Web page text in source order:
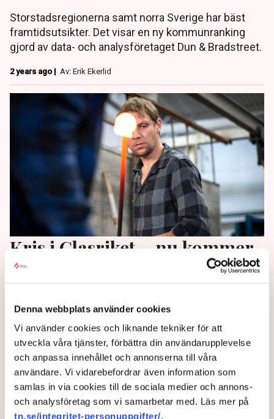
Denna webbplats använder cookies
Vi använder cookies och liknande tekniker för att
utveckla våra tjänster, förbättra din användarupplevelse
och anpassa innehållet och annonserna till våra
användare. Vi vidarebefordrar även information som
samlas in via cookies till de sociala medier och annons-
och analysföretag som vi samarbetar med. Läs mer på
tn.se/integritet-personuppgifter/.
Storstadsregionerna samt norra Sverige har bäst
framtidsutsikter. Det visar en ny kommunranking
gjord av data- och analysföretaget Dun & Bradstreet.
2 years ago | Av: Erik Ekerlid
Kris i Glasriket – nu kommer
elräkningarna
verklighet för ett av Smålands mest kända glasbruk.
3 years ago | Av: TT